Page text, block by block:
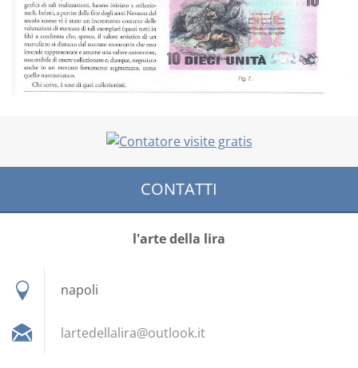
CONTATTI
l'arte della lira
napoli
lartedellalira@outlook.it